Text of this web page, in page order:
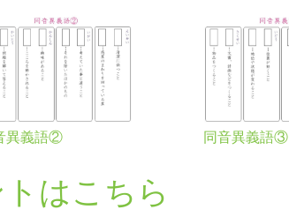
異義語② 同音異義語③
はこちら